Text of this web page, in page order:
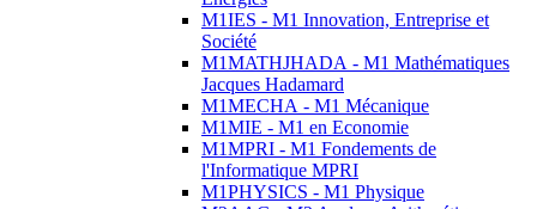
M1IES - M1 Innovation, Entreprise et
Société
M1MATHJHADA - M1 Mathématiques
Jacques Hadamard
M1MECHA - M1 Mécanique
M1MIE - M1 en Economie
M1MPRI - M1 Fondements de
l'Informatique MPRI
M1PHYSICS - M1 Physique